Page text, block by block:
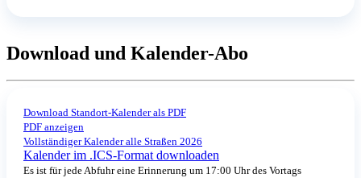
Download und Kalender-Abo
Download Standort-Kalender als PDF
PDF anzeigen
Vollständiger Kalender alle Straßen 2026
Kalender im .ICS-Format downloaden
Es ist für jede Abfuhr eine Erinnerung um 17:00 Uhr des Vortags